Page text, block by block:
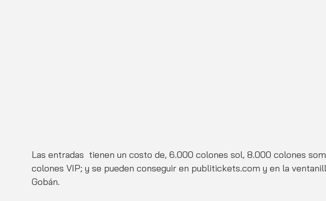
Las entradas  tienen un costo de, 6.000 colones sol, 8.000 colones
colones VIP; y se pueden conseguir en publitickets.com y en la
Gobán.